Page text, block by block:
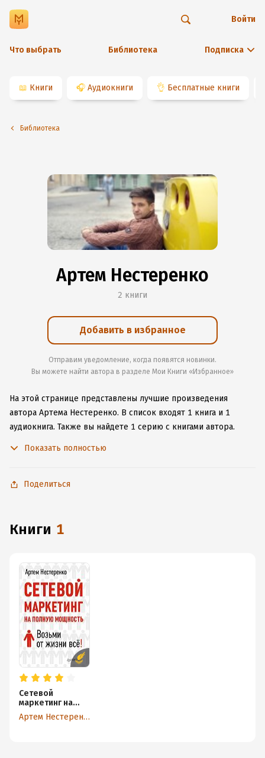
Что выбрать Библиотека Подписка
Войти
📖 Книги 🎧 Аудиокниги 👌 Бесплатные книги
Библиотека
Артем Нестеренко
2 книги
Добавить в избранное
Отправим уведомление, когда появятся новинки.
Вы можете найти автора в разделе Мои Книги «Избранное»
На этой странице представлены лучшие произведения
автора Артема Нестеренко. В список входят 1 книга и 1
аудиокнига. Также вы найдете 1 серию с книгами автора.
Android, чтобы не расставаться с любимыми произведениями
Показать полностью
Поделиться
книги 1
Сетевой
маркетинг на
полную
мощность.
Артем Нестеренко